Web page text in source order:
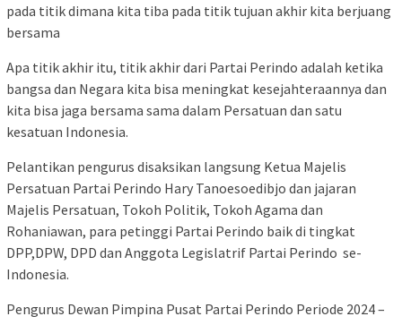
pada titik dimana kita tiba pada titik tujuan akhir kita berjuang
bersama
Apa titik akhir itu, titik akhir dari Partai Perindo adalah ketika
bangsa dan Negara kita bisa meningkat kesejahteraannya dan
kita bisa jaga bersama sama dalam Persatuan dan satu
kesatuan Indonesia.
Pelantikan pengurus disaksikan langsung Ketua Majelis
Persatuan Partai Perindo Hary Tanoesoedibjo dan jajaran
Majelis Persatuan, Tokoh Politik, Tokoh Agama dan
Rohaniawan, para petinggi Partai Perindo baik di tingkat
DPP,DPW, DPD dan Anggota Legislatrif Partai Perindo se-
Indonesia.
Pengurus Dewan Pimpina Pusat Partai Perindo Periode 2024 –